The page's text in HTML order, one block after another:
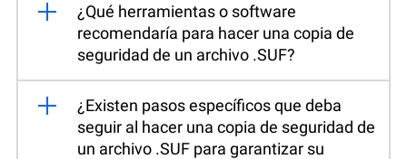
¿Qué herramientas o software
recomendaría para hacer una copia de
seguridad de un archivo .SUF?
¿Existen pasos específicos que deba
seguir al hacer una copia de seguridad de
un archivo .SUF para garantizar su